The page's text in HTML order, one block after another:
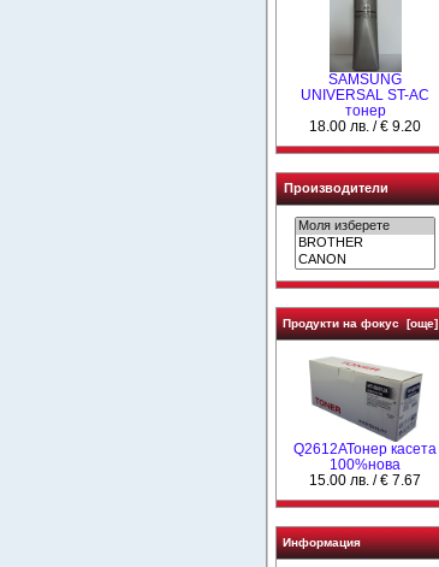
SAMSUNG
UNIVERSAL ST-AC
тонер
18.00 лв. / € 9.20
Производители
Продукти на фокус [още]
Q2612AToнер касета
100%нова
15.00 лв. / € 7.67
Информация